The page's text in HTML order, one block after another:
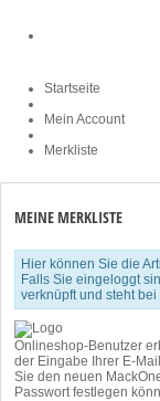
Startseite
Mein Account
Merkliste
MEINE MERKLISTE
Hier können Sie die
Falls Sie eingeloggt
verknüpft und steht
Onlineshop-Benutzer
der Eingabe Ihrer E-
Sie den neuen
Passwort festlegen